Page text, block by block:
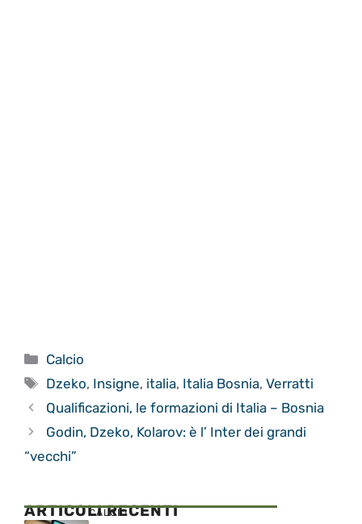
Categorie
Calcio
Tag
Dzeko, Insigne, italia, Italia Bosnia,Verratti
Qualificazioni, le formazioni di Italia – Bosnia
Godin, Dzeko, Kolarov: è l’ Inter dei grandi
“vecchi”
ARTICOLI RECENTI
CALCIO